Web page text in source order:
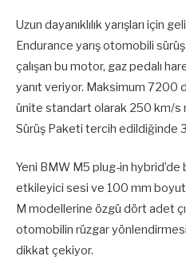
Uzun dayanıklılık yarışları için
Endurance yarış otomobili
çalışan bu motor, gaz pedalı
yanıt veriyor. Maksimum 7200
ünite standart olarak 250 km/s
Sürüş Paketi tercih edildiğinde
Yeni BMW M5 plug-in
etkileyici sesi ve 100 mm
M modellerine özgü dört adet
otomobilin rüzgar
dikkat çekiyor.